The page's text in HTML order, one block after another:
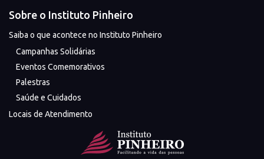
Sobre o Instituto Pinheiro
Saiba o que acontece no Instituto Pinheiro
Campanhas Solidárias
Eventos Comemorativos
Palestras
Saúde e Cuidados
Locais de Atendimento